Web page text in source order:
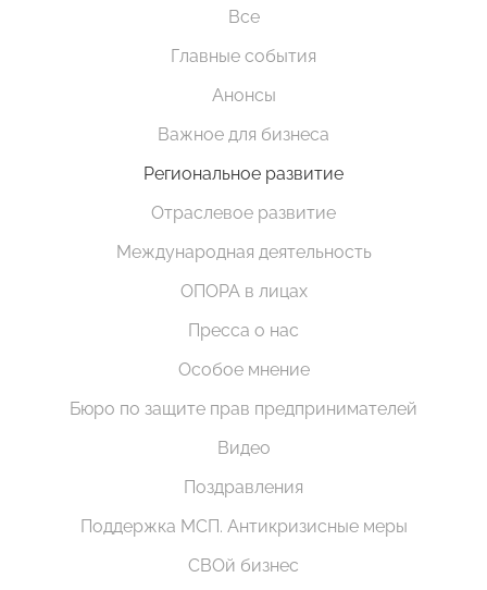
Все
Главные события
Анонсы
Важное для бизнеса
Региональное развитие
Отраслевое развитие
Международная деятельность
ОПОРА в лицах
Пресса о нас
Особое мнение
Бюро по защите прав предпринимателей
Видео
Поздравления
Поддержка МСП. Антикризисные меры
СВОй бизнес